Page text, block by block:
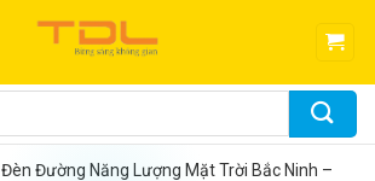
Đèn Đường Năng Lượng Mặt Trời Bắc Ninh –